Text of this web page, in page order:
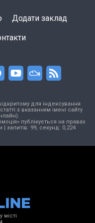
Додати заклад
для індексування
з вказанням імені сайту
публікується на правах
| запитів: 99, секунд: 0,224
місті